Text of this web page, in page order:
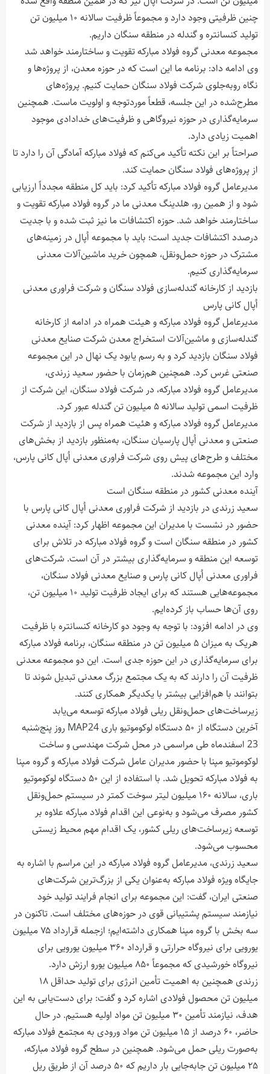
چنین ظرفیتی وجود دارد و مجموعاً ظرفیت سالانه ۱۰ میلیون تن
تولید کنسانتره و گندله در منطقه سنگان داریم.
مجموعه معدنی گروه فولاد مبارکه تقویت و ساختارمند خواهد شد
وی ادامه داد: برنامه ما این است که در حوزه معدن، از پروژه‌ها و
نگاه روبه‌جلوی شرکت فولاد سنگان حمایت کنیم. پروژه‌های
مطرح‌شده در این جلسه، قطعاً موردتوجه و اولویت ماست. همچنین
سرمایه‌گذاری در حوزه نیروگاهی و ظرفیت‌های خدادادی موجود
اهمیت زیادی دارد.
صراحتاً بر این نکته تأکید می‌کنم که فولاد مبارکه آمادگی آن را دارد تا
از پروژه‌های فولاد سنگان حمایت کند.
مدیرعامل گروه فولاد مبارکه تأکید کرد: باید کل منطقه مجدداً ارزیابی
شود و از همین رو، هلدینگ معدنی ما در گروه فولاد مبارکه تقویت و
ساختارمند خواهد شد. حوزه اکتشافات ما نیز ثبت شده و با جدیت
درصدد اکتشافات جدید است؛ باید با مجموعه اُپال در زمینه‌های
مشترک در حوزه حمل‌ونقل، همچون خرید ماشین‌آلات معدنی
سرمایه‌گذاری کنیم.
بازدید از کارخانه گندله‌سازی فولاد سنگان و شرکت فراوری معدنی
اُپال کانی پارس
مدیرعامل گروه فولاد مبارکه و هیئت همراه در ادامه از کارخانه
گندله‌سازی و ماشین‌آلات استخراج معدن شرکت صنایع معدنی
فولاد سنگان بازدید کرد و به رسم یابود یک نهال در این مجموعه
صنعتی غرس کرد. همچنین هم‌زمان با حضور سعید زرندی،
مدیرعامل گروه فولاد مبارکه، در شرکت فولاد سنگان، این شرکت از
ظرفیت اسمی تولید سالانه ۵ میلیون تن گندله عبور کرد.
مدیرعامل گروه فولاد مبارکه و هئیت همراه پس از بازدید از شرکت
صنعتی و معدنی اُپال پارسیان سنگان، به‌منظور بازدید از بخش‌های
مختلف و طرح‌های پیش روی شرکت فراوری معدنی اُپال کانی پارس،
وارد این مجموعه شدند.
آینده معدنی کشور در منطقه سنگان است
سعید زرندی در بازدید از شرکت فراوری معدنی اُپال کانی پارس با
حضور در نشست با مدیران این مجموعه اظهار کرد: آینده معدنی
کشور در منطقه سنگان است و گروه فولاد مبارکه در تلاش برای
توسعه این منطقه و سرمایه‌گذاری بیشتر در آن است. شرکت‌های
فراوری معدنی اُپال کانی پارس و صنایع معدنی فولاد سنگان،
مجموعه‌هایی هستند که برای ایجاد ظرفیت تولید ۱۰ میلیون تن،
روی آن‌ها حساب باز کرده‌ایم.
وی در ادامه افزود: با توجه به وجود دو کارخانه کنسانتره با ظرفیت
هریک به میزان ۵ میلیون تن در منطقه سنگان، برنامه فولاد مبارکه
برای سرمایه‌گذاری در این حوزه جدی است. این دو مجموعه معدنی
ظرفیت آن را دارند که به یک مجتمع بزرگ معدنی تبدیل شوند تا
بتوانند با هم‌افزایی بیشتر با یکدیگر همکاری کنند.
زیرساخت‌های حمل‌ونقل ریلی فولاد مبارکه توسعه می‌یابد
آخرین دستگاه از ۵۰ دستگاه لوکوموتیو باری MAP24 روز پنج‌شنبه
23 اسفندماه طی مراسمی در محل شرکت مهندسی و ساخت
لوکوموتیو مپنا با حضور مدیران عامل شرکت فولاد مبارکه و گروه مپنا
به فولاد مبارکه تحویل شد. با استفاده از این ۵۰ دستگاه لوکوموتیو
باری، سالانه ۱۶۰ میلیون لیتر سوخت کمتر در سیستم حمل‌ونقل
کشور مصرف می‌شود و به‌نوعی این اقدام فولاد مبارکه علاوه بر
توسعه زیرساخت‌های ریلی کشور، یک اقدام مهم محیط زیستی
محسوب می‌شود.
سعید زرندی، مدیرعامل گروه فولاد مبارکه در این مراسم با اشاره به
جایگاه ویژه فولاد مبارکه به‌عنوان یکی از بزرگ‌ترین شرکت‌های
صنعتی ایران، گفت: این مجموعه برای انجام فرایند تولید خود
نیازمند سیستم پشتیبانی قوی در حوزه‌های مختلف است. تاکنون در
سه بخش با گروه مپنا همکاری داشته‌ایم؛ ازجمله قرارداد ۷۵ میلیون
یورویی برای نیروگاه حرارتی و قرارداد ۳۶۰ میلیون یورویی برای
نیروگاه خورشیدی که مجموعاً ۸۵۰ میلیون یورو ارزش دارد.
زرندی همچنین به اهمیت تأمین انرژی برای تولید حداقل ۱۸
میلیون تن محصول فولادی اشاره کرد و گفت: برای دست‌یابی به این
هدف، نیازمند تأمین ۳۰ میلیون تن مواد اولیه هستیم. در حال
حاضر، ۶۰ درصد از ۱۵ میلیون تن مواد ورودی به مجتمع فولاد مبارکه
به‌صورت ریلی حمل می‌شود. همچنین در سطح گروه فولاد مبارکه،
۲۵ میلیون تن جابه‌جایی بار داریم که ۵۰ درصد آن از طریق ریل